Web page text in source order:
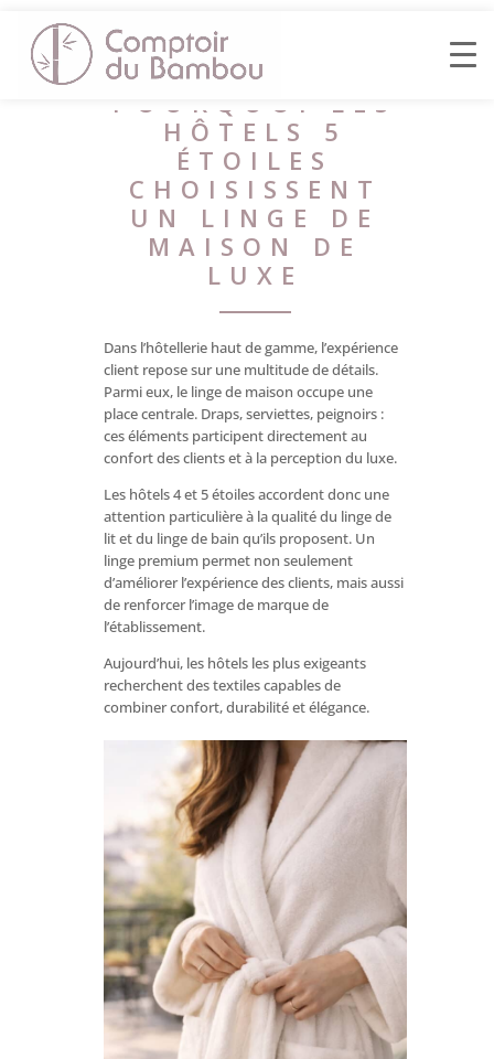
POURQUOI LES
HÔTELS 5
ÉTOILES
CHOISISSENT
UN LINGE DE
MAISON DE
LUXE
Dans l’hôtellerie haut de gamme, l’expérience
client repose sur une multitude de détails.
Parmi eux, le linge de maison occupe une
place centrale. Draps, serviettes, peignoirs :
ces éléments participent directement au
confort des clients et à la perception du luxe.
Les hôtels 4 et 5 étoiles accordent donc une
attention particulière à la qualité du linge de
lit et du linge de bain qu’ils proposent. Un
linge premium permet non seulement
d’améliorer l’expérience des clients, mais aussi
de renforcer l’image de marque de
l’établissement.
Aujourd’hui, les hôtels les plus exigeants
recherchent des textiles capables de
combiner confort, durabilité et élégance.